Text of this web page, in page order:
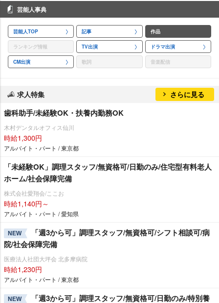
芸能人事典
芸能人TOP 記事 作品
ランキング情報 TV出演 ドラマ出演
CM出演 歌詞 音楽配信
求人特集 さらに見る
歯科助手/未経験OK・扶養内勤務OK
木村デンタルオフィス仙川
時給1,300円
アルバイト・パート / 東京都
「未経験OK」調理スタッフ/無資格可/日勤のみ/住宅型有料老人
ホーム/社会保障完備
株式会社愛翔会/ここお
時給1,140円～
アルバイト・パート / 愛知県
NEW
「週3から可」調理スタッフ/無資格可/シフト相談可/病
院/社会保障完備
医療法人社団大坪会 北多摩病院
時給1,230円
アルバイト・パート / 東京都
NEW
「週3から可」調理スタッフ/無資格可/日勤のみ/特別養